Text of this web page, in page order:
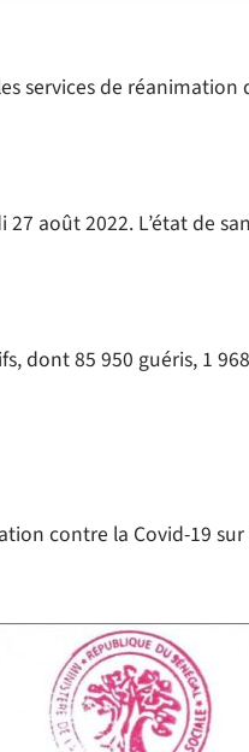
services de
août 2022. L’état de
dont 85 950 guéris, 1
contre la Covid-19